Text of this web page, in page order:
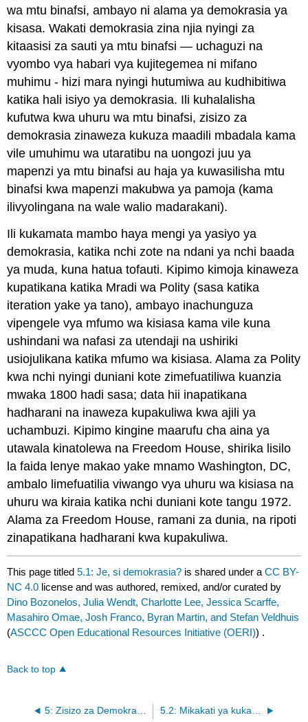
wa mtu binafsi, ambayo ni alama ya demokrasia ya
kisasa. Wakati demokrasia zina njia nyingi za
kitaasisi za sauti ya mtu binafsi — uchaguzi na
vyombo vya habari vya kujitegemea ni mifano
muhimu - hizi mara nyingi hutumiwa au kudhibitiwa
katika hali isiyo ya demokrasia. Ili kuhalalisha
kufutwa kwa uhuru wa mtu binafsi, zisizo za
demokrasia zinaweza kukuza maadili mbadala kama
vile umuhimu wa utaratibu na uongozi juu ya
mapenzi ya mtu binafsi au haja ya kuwasilisha mtu
binafsi kwa mapenzi makubwa ya pamoja (kama
ilivyolingana na wale walio madarakani).
Ili kukamata mambo haya mengi ya yasiyo ya
demokrasia, katika nchi zote na ndani ya nchi baada
ya muda, kuna hatua tofauti. Kipimo kimoja kinaweza
kupatikana katika Mradi wa Polity (sasa katika
iteration yake ya tano), ambayo inachunguza
vipengele vya mfumo wa kisiasa kama vile kuna
ushindani wa nafasi za utendaji na ushiriki
usiojulikana katika mfumo wa kisiasa. Alama za Polity
kwa nchi nyingi duniani kote zimefuatiliwa kuanzia
mwaka 1800 hadi sasa; data hii inapatikana
hadharani na inaweza kupakuliwa kwa ajili ya
uchambuzi. Kipimo kingine maarufu cha aina ya
utawala kinatolewa na Freedom House, shirika lisilo
la faida lenye makao yake mnamo Washington, DC,
ambalo limefuatilia viwango vya uhuru wa kisiasa na
uhuru wa kiraia katika nchi duniani kote tangu 1972.
Alama za Freedom House, ramani za dunia, na ripoti
zinapatikana hadharani kwa kupakuliwa.
This page titled5.1: Je, si demokrasia? is shared under aCC BY-
NC 4.0 license and was authored, remixed, and/or curated by
Dino Bozonelos, Julia Wendt, Charlotte Lee, Jessica Scarffe,
Masahiro Omae, Josh Franco, Byran Martin, and Stefan Veldhuis
(ASCCC Open Educational Resources Initiative (OERI)) .
Back to top
5: Zisizo za Demokrasia na Demokras 5.2: Mikakati ya kukaa katika nguvu